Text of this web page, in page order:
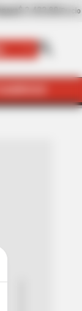
(Precio por